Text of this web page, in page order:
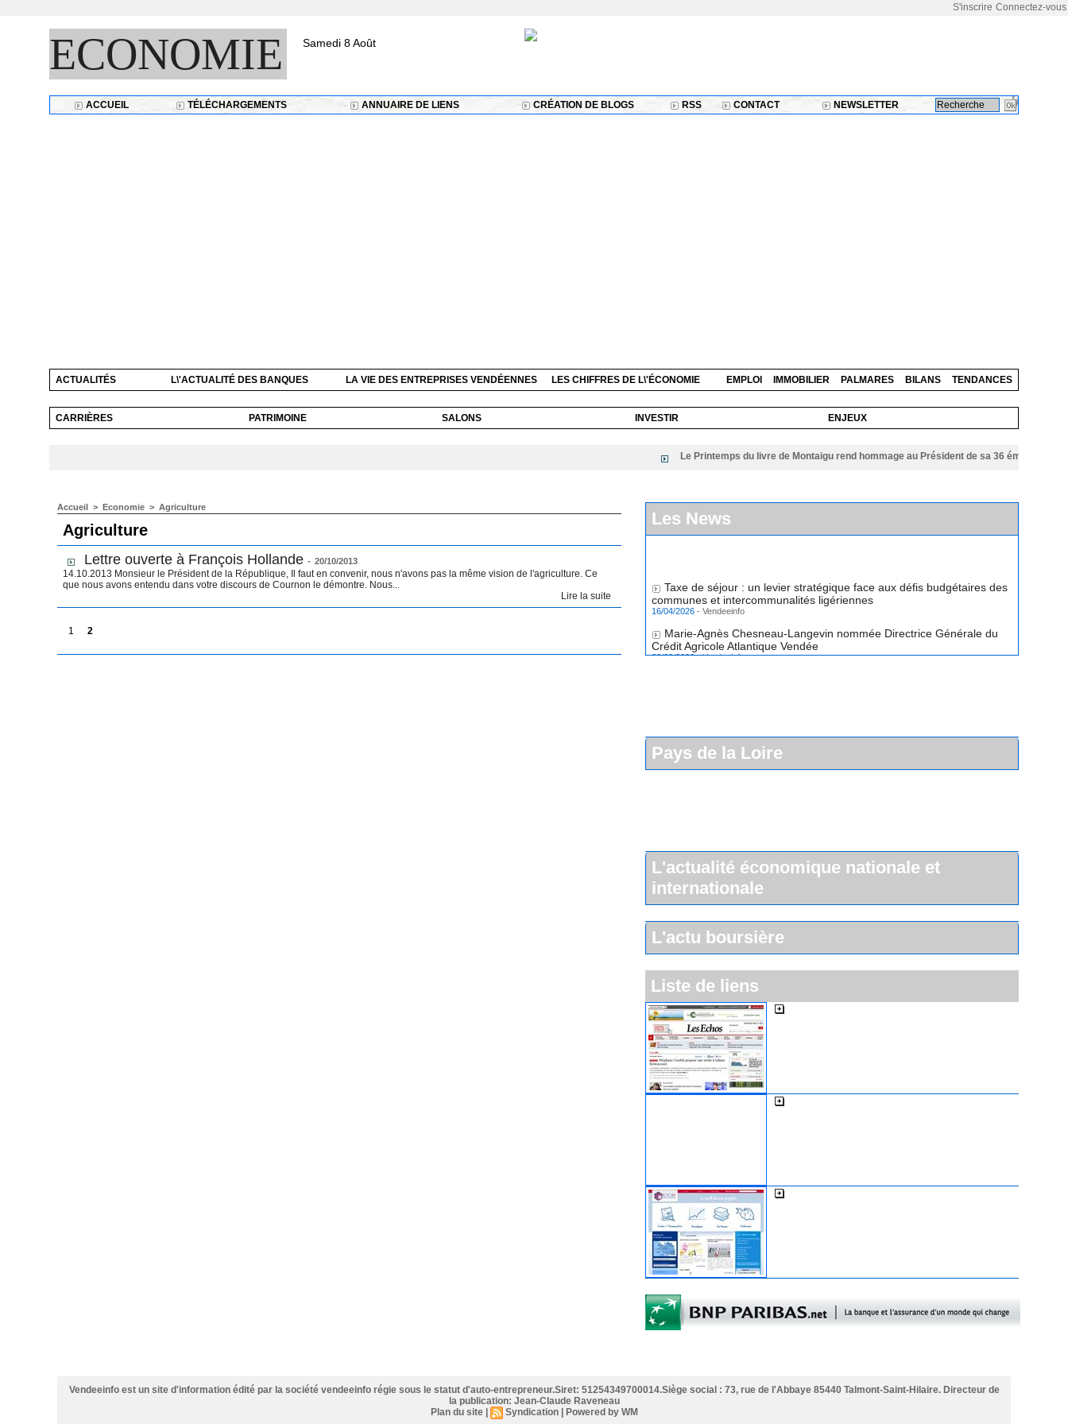
Connectez-vous
S'inscrire
ECONOMIE Samedi 8 Août
ACCUEIL TÉLÉCHARGEMENTS ANNUAIRE DE LIENS CRÉATION DE BLOGS RSS CONTACT NEWSLETTER
ACTUALITÉS L\'ACTUALITÉ DES BANQUES LA VIE DES ENTREPRISES VENDÉENNES LES CHIFFRES DE L\'ÉCONOMIE EMPLOI IMMOBILIER PALMARES BILANS TENDANCES
CARRIÈRES PATRIMOINE SALONS INVESTIR ENJEUX
Le Printemps du livre de Montaigu rend hommage au Président de sa 36 éme édition
Accueil > Economie > Agriculture
Agriculture
Lettre ouverte à François Hollande - 20/10/2013
14.10.2013 Monsieur le Président de la République, Il faut en convenir, nous n'avons pas la même vision de l'agriculture. Ce
que nous avons entendu dans votre discours de Cournon le démontre. Nous...
Lire la suite
1 2
Les News
Taxe de séjour : un levier stratégique face aux défis budgétaires des
communes et intercommunalités ligériennes
16/04/2026 -Vendeeinfo
Marie-Agnès Chesneau-Langevin nommée Directrice Générale du
Crédit Agricole Atlantique Vendée
26/03/2026 - Vendeeinfo
Pays de la Loire
L'actualité économique nationale et
internationale
L'actu boursière
Liste de liens
Vendeeinfo est un site d'information édité par la société vendeeinfo régie sous le statut d'auto-entrepreneur.Siret: 51254349700014.Siège social : 73, rue de l'Abbaye 85440 Talmont-Saint-Hilaire. Directeur de
la publication: Jean-Claude Raveneau
Plan du site
Syndication Powered by WM